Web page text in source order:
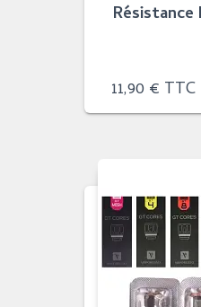
Résistance
11,90 € TTC